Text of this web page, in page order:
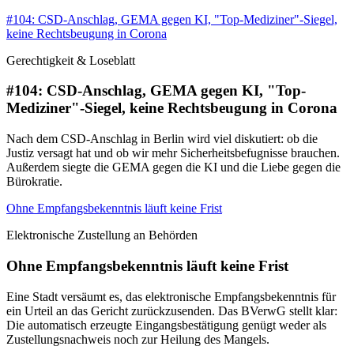
#104: CSD-Anschlag, GEMA gegen KI, "Top-Mediziner"-Siegel,
keine Rechtsbeugung in Corona
Gerechtigkeit & Loseblatt
#104: CSD-Anschlag, GEMA gegen KI, "Top-
Mediziner"-Siegel, keine Rechtsbeugung in Corona
Nach dem CSD-Anschlag in Berlin wird viel diskutiert: ob die
Justiz versagt hat und ob wir mehr Sicherheitsbefugnisse brauchen.
Außerdem siegte die GEMA gegen die KI und die Liebe gegen die
Bürokratie.
Ohne Empfangsbekenntnis läuft keine Frist
Elektronische Zustellung an Behörden
Ohne Empfangsbekenntnis läuft keine Frist
Eine Stadt versäumt es, das elektronische Empfangsbekenntnis für
ein Urteil an das Gericht zurückzusenden. Das BVerwG stellt klar:
Die automatisch erzeugte Eingangsbestätigung genügt weder als
Zustellungsnachweis noch zur Heilung des Mangels.